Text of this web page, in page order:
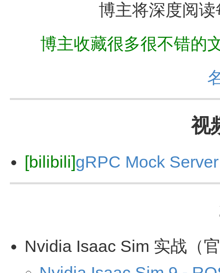
博主将深度阅
博主收藏很多很不错的
视
[bilibili]gRPC Mock
Nvidia Isaac Sim 实战（